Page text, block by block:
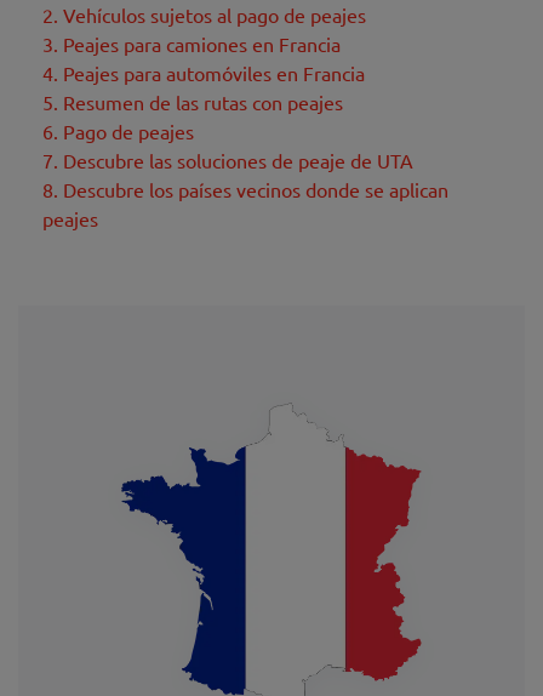
2. Vehículos sujetos al pago de peajes
3. Peajes para camiones en Francia
4. Peajes para automóviles en Francia
5. Resumen de las rutas con peajes
6. Pago de peajes
7. Descubre las soluciones de peaje de UTA
8. Descubre los países vecinos donde se aplican
peajes